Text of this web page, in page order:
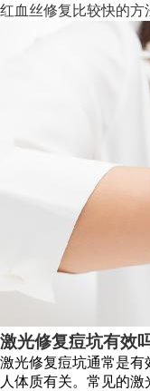
红血丝修复比较快的方
激光修复痘坑有效
激光修复痘坑通常是
人体质有关。常见的